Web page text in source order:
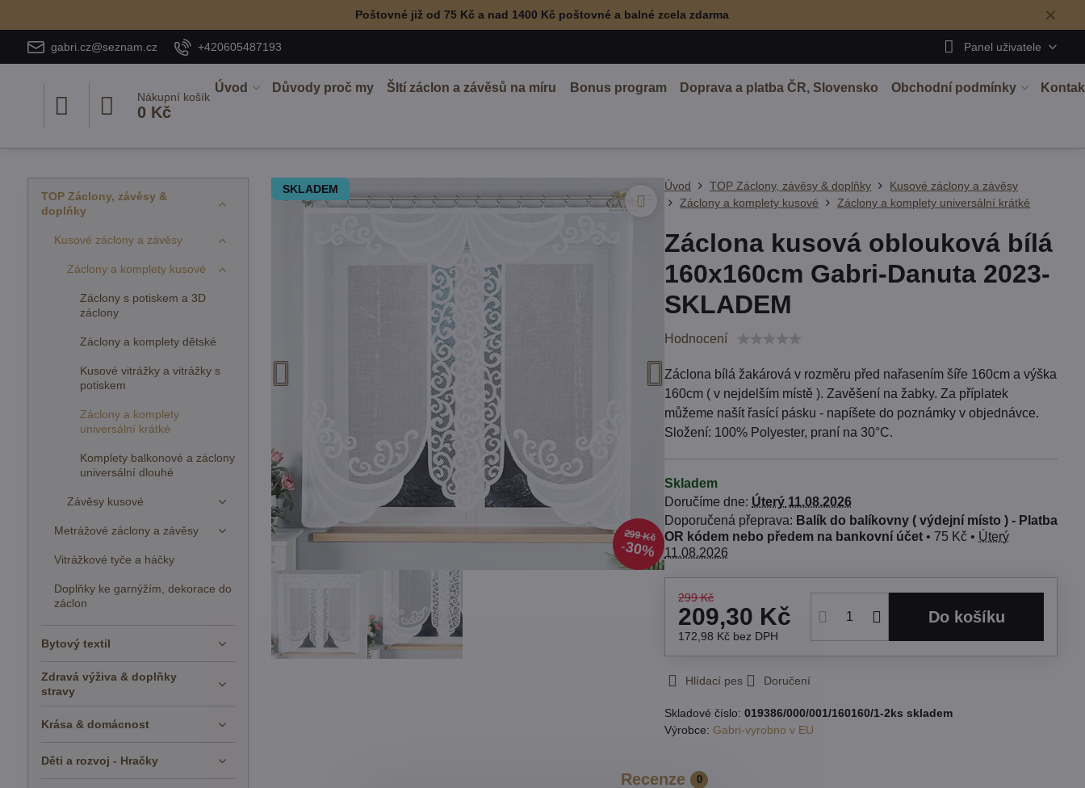
✕
Poštovné již od 75 Kč a nad 1400 Kč poštovné a balné zcela zdarma
gabri.cz@seznam.cz +420605487193 Panel uživatele
Nákupní košík
0 Kč
Úvod Důvody proč my ŠItí záclon a závěsů na míru Bonus program Doprava a platba ČR, Slovensko Obchodní podmínky
SKLADEM
299 Kč
30%
Úvod TOP Záclony, závěsy & doplňky
Kusové záclony a závěsy
Záclony a komplety kusové
Záclony a komplety universální krátké
Záclona kusová oblouková bílá
160x160cm Gabri-Danuta 2023-
SKLADEM
Hodnocení
Záclona bílá žakárová v rozměru před nařasením šíře 160cm a výška
160cm ( v nejdelším místě ). Zavěšení na žabky. Za příplatek
můžeme našít řasící pásku - napíšete do poznámky v objednávce.
Složení: 100% Polyester, praní na 30°C.
Skladem
Doručíme dne: Úterý 11.08.2026
Balík do balíkovny ( výdejní místo ) - Platba
OR kódem nebo předem na bankovní účet• 75 Kč • Úterý
11.08.2026
299 Kč
209,30 Kč
172,98 Kč bez DPH
Do košíku
Hlídací pes Doručení
Skladové číslo:019386/000/001/160160/1-2ks skladem
Výrobce: Gabri-vyrobno v EU
Recenze 0
TOP Záclony, závěsy &
doplňky
Kusové záclony a závěsy
Záclony a komplety kusové
Záclony s potiskem a 3D
záclony
Záclony a komplety dětské
Kusové vitrážky a vitrážky s
potiskem
Záclony a komplety
universální krátké
Komplety balkonové a záclony
universální dlouhé
Závěsy kusové
Metrážové záclony a závěsy
Vitrážkové tyče a háčky
Doplňky ke garnýžím, dekorace do
záclon
Bytový textil
Zdravá výživa & doplňky
stravy
Krása & domácnost
Děti a rozvoj - Hračky